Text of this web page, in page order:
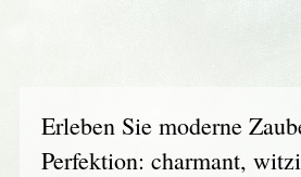
Erleben Sie moderne
Perfektion: charmant,